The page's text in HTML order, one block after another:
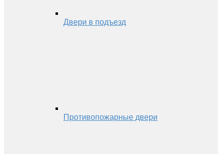
Двери в подъезд
Противопожарные двери